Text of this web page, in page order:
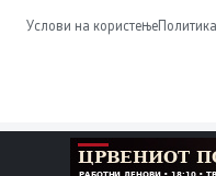
Услови на користење